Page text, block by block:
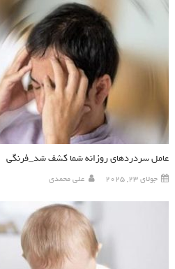
عامل سردردهای روزانه شما کشف شد_فرنگی
جولای 23, 2025 علی محمدی